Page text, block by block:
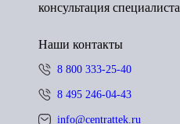
консультация специалиста
Наши контакты
8 800 333-25-40
8 495 246-04-43
info@centrattek.ru